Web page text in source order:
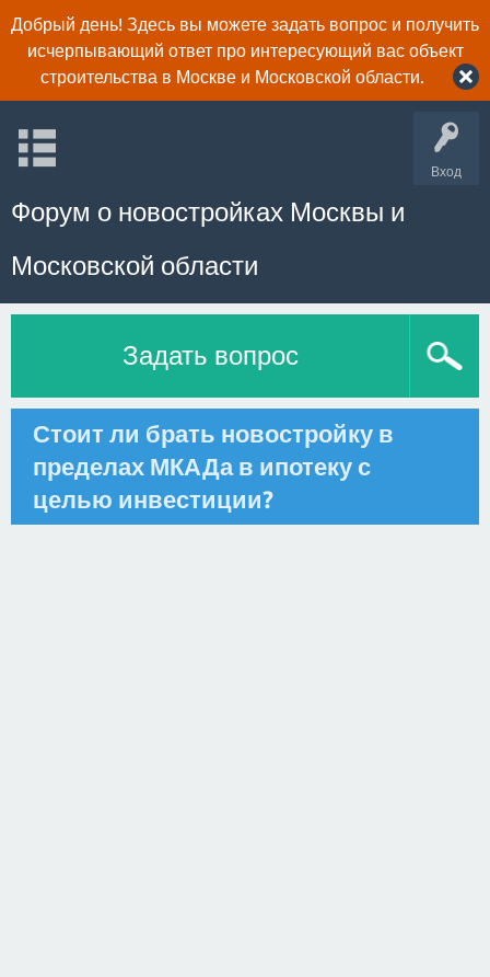
Добрый день! Здесь вы можете задать вопрос и получить
исчерпывающий ответ про интересующий вас объект
строительства в Москве и Московской области.
Вход
Форум о новостройках Москвы и
Московской области
Задать вопрос
Стоит ли брать новостройку в
пределах МКАДа в ипотеку с
целью инвестиции?